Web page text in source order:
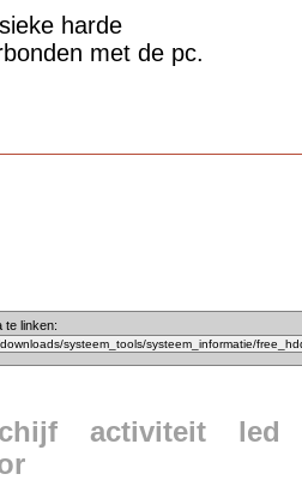
harde
met de pc.
te linken:
activiteit
led